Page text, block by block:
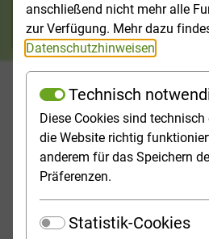
anschließend nicht mehr alle
zur Verfügung. Mehr dazu
Datenschutzhinweisen
Technisch
Diese Cookies sind
die Website richtig
anderem für das Speichern
Präferenzen.
Statistik-Cookies
Orientieren Studieninfos
StartseiteNews
studienwahl.de
LIEBE LESERIN,